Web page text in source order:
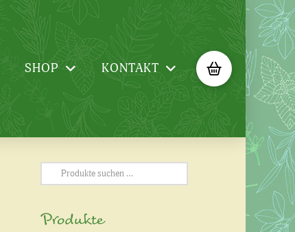
SHOP KONTAKT
Suchen
nach:
Produkte